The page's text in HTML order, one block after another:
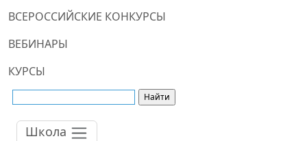
ВСЕРОССИЙСКИЕ КОНКУРСЫ
ВЕБИНАРЫ
КУРСЫ
Школа